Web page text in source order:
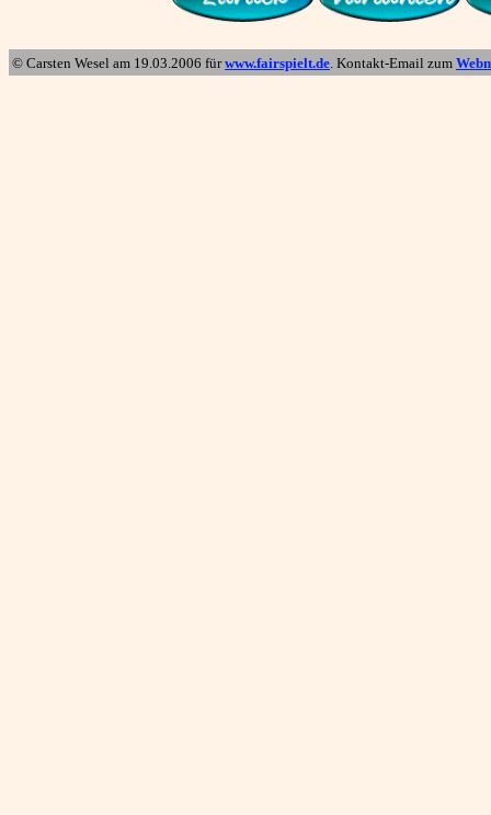
© Carsten Wesel am 19.03.2006 fürwww.fairspielt.de. Kontakt-Email zum